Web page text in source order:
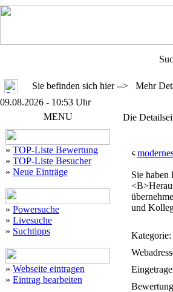
Sie befinden sich hier --> Mehr
09.08.2026 - 10:53 Uhr
MENU
» TOP-Liste Bewertung
» TOP-Liste Besucher
» Neue Einträge
» Powersuche
» Livesuche
» Suchtipps
» Webseite eintragen
» Eintrag bearbeiten
Die
Sie haben
und
Kategorie: